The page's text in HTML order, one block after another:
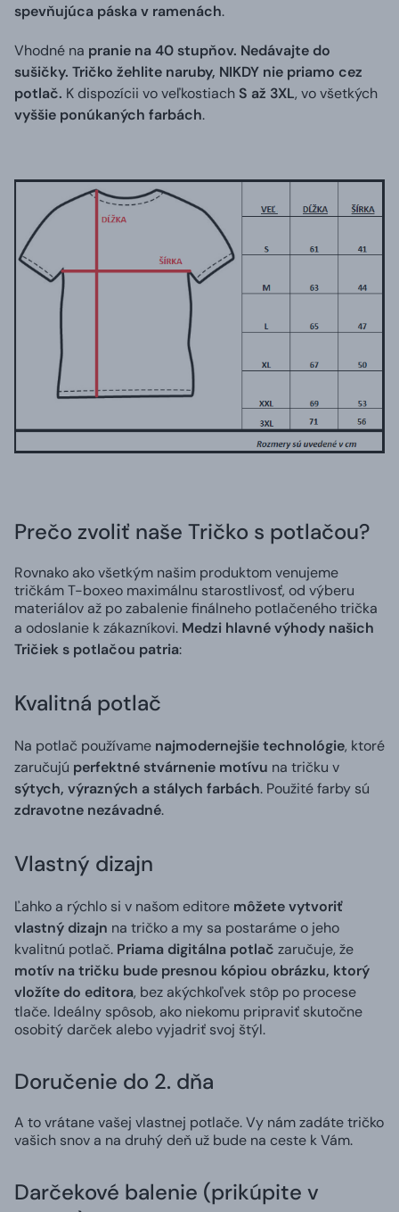
spevňujúca páska v ramenách.
Vhodné na pranie na 40 stupňov. Nedávajte do
sušičky. Tričko žehlite naruby, NIKDY nie priamo cez
potlač. K dispozícii vo veľkostiach S až 3XL, vo všetkých
vyššie ponúkaných farbách.
Prečo zvoliť naše Tričko s potlačou?
Rovnako ako všetkým našim produktom venujeme
tričkám T-boxeo maximálnu starostlivosť, od výberu
materiálov až po zabalenie finálneho potlačeného trička
a odoslanie k zákazníkovi. Medzi hlavné výhody našich
Tričiek s potlačou patria:
Kvalitná potlač
Na potlač používame najmodernejšie technológie, ktoré
zaručujú perfektné stvárnenie motívu na tričku v
sýtych, výrazných a stálych farbách. Použité farby sú
zdravotne nezávadné.
Vlastný dizajn
Ľahko a rýchlo si v našom editore môžete vytvoriť
vlastný dizajn na tričko a my sa postaráme o jeho
kvalitnú potlač. Priama digitálna potlač zaručuje, že
motív na tričku bude presnou kópiou obrázku, ktorý
vložíte do editora, bez akýchkoľvek stôp po procese
tlače. Ideálny spôsob, ako niekomu pripraviť skutočne
osobitý darček alebo vyjadriť svoj štýl.
Doručenie do 2. dňa
A to vrátane vašej vlastnej potlače. Vy nám zadáte tričko
vašich snov a na druhý deň už bude na ceste k Vám.
Darčekové balenie (prikúpite v